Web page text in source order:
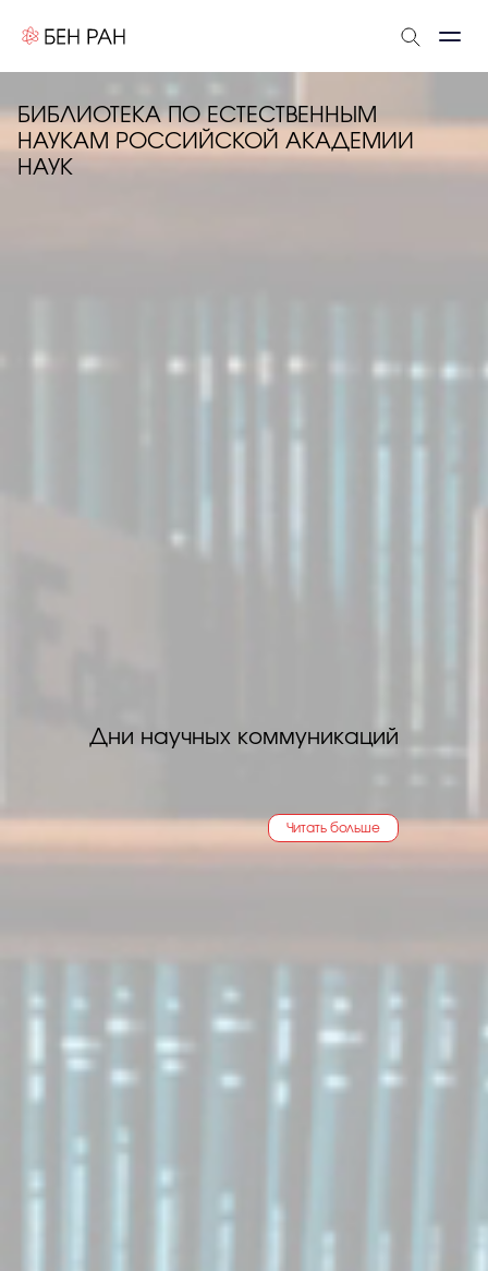
БИБЛИОТЕКА ПО ЕСТЕСТВЕННЫМ
НАУКАМ РОССИЙСКОЙ АКАДЕМИИ
НАУК
Дни научных коммуникаций
Читать больше